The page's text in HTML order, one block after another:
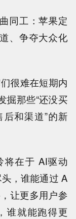
同工：苹果定
、争夺大众化
很难在短期内
掘那些“还没买
和渠道”的新
将在于 AI驱动
，谁能通过 A
让更多用户参
谁就能跑得更